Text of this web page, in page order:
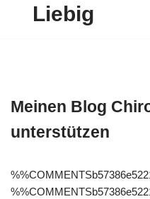
Liebig
Meinen Blog
unterstützen